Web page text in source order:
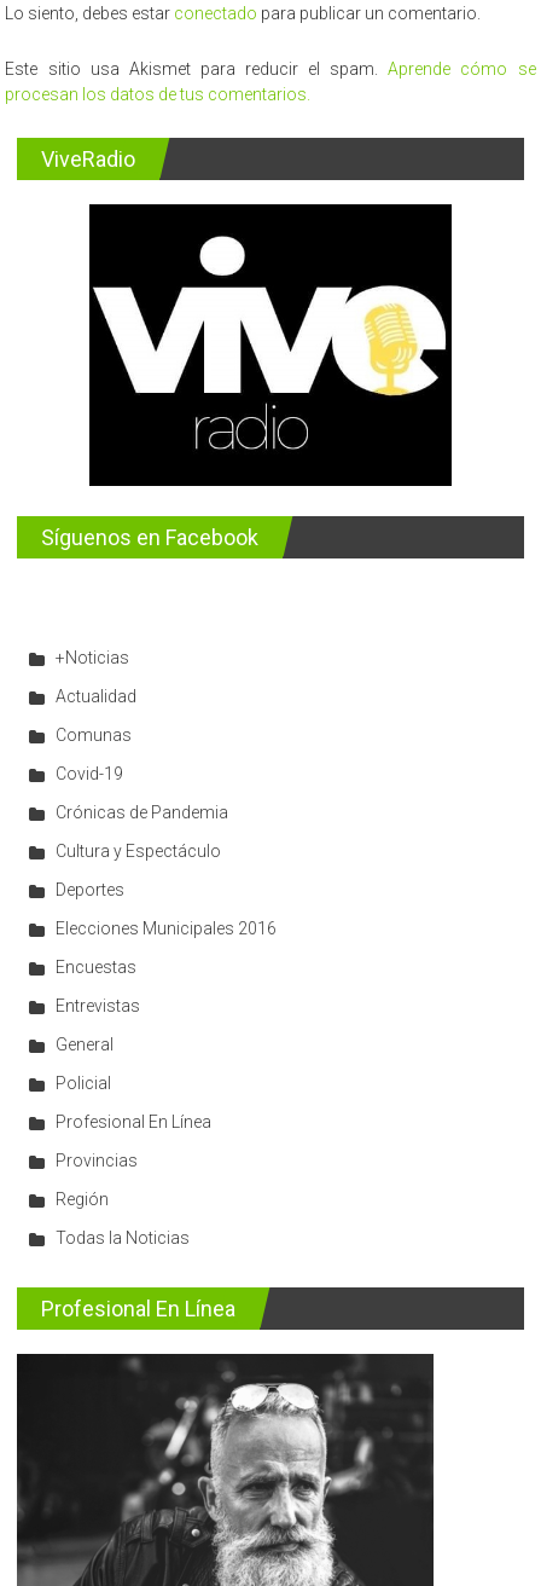
Lo siento, debes estar conectado para publicar un comentario.
Este sitio usa Akismet para reducir el spam.Aprende cómo se
procesan los datos de tus comentarios.
ViveRadio
Síguenos en Facebook
+Noticias
Actualidad
Comunas
Covid-19
Crónicas de Pandemia
Cultura y Espectáculo
Deportes
Elecciones Municipales 2016
Encuestas
Entrevistas
General
Policial
Profesional En Línea
Provincias
Región
Todas la Noticias
Profesional En Línea